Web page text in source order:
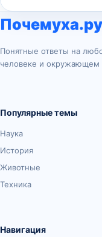
Почемуха.ру
Понятные ответы на
человеке и окружающем
Популярные темы
Наука
История
Животные
Техника
Навигация